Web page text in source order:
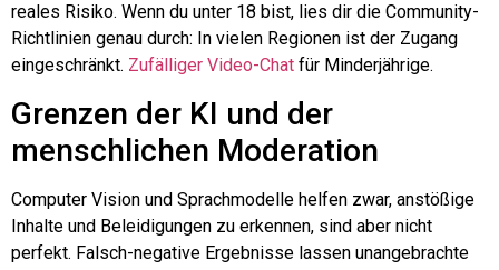
reales Risiko. Wenn du unter 18 bist, lies dir die Community-
Richtlinien genau durch: In vielen Regionen ist der Zugang
eingeschränkt. Zufälliger Video-Chat für Minderjährige.
Grenzen der KI und der
menschlichen Moderation
Computer Vision und Sprachmodelle helfen zwar, anstößige
Inhalte und Beleidigungen zu erkennen, sind aber nicht
perfekt. Falsch-negative Ergebnisse lassen unangebrachte